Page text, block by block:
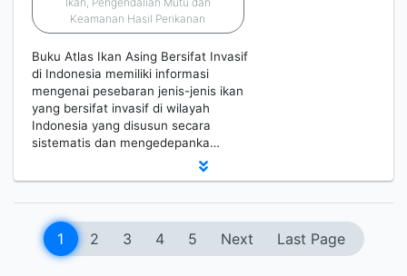
Keamanan Hasil Perikanan
Buku Atlas Ikan Asing Bersifat Invasif
di Indonesia memiliki informasi
mengenai pesebaran jenis-jenis ikan
yang bersifat invasif di wilayah
Indonesia yang disusun secara
sistematis dan mengedepanka…
1 2 3 4 5 Next Last Page